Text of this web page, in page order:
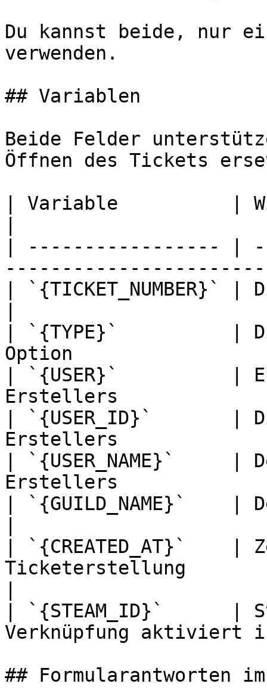
Du kannst beide, nur
verwenden.
## Variablen
Beide Felder
Öffnen des Tickets
| Variable          |
| ----------------- |
| `{TICKET_NUMBER}` |
| `{TYPE}`          |
Option
| `{USER}`          |
Erstellers
| `{USER_ID}`       |
Erstellers
| `{USER_NAME}`     |
Erstellers
| `{GUILD_NAME}`    |
| `{CREATED_AT}`    |
Ticketerstellung
| `{STEAM_ID}`      |
Verknüpfung aktiviert
## Formularantworten im